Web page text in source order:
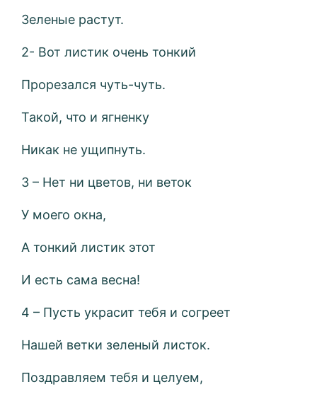
Зеленые растут.
2- Вот листик очень тонкий
Прорезался чуть-чуть.
Такой, что и ягненку
Никак не ущипнуть.
3 – Нет ни цветов, ни веток
У моего окна,
А тонкий листик этот
И есть сама весна!
4 – Пусть украсит тебя и согреет
Нашей ветки зеленый листок.
Поздравляем тебя и целуем,